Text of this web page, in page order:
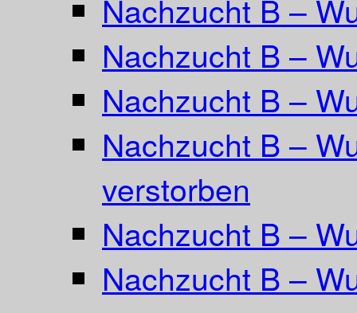
Nachzucht B –
Nachzucht B –
Nachzucht B –
Nachzucht B –
verstorben
Nachzucht B –
Nachzucht B –